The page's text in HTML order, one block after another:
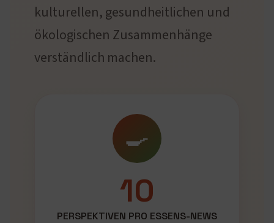
kulturellen, gesundheitlichen und
ökologischen Zusammenhänge
verständlich machen.
🍳
10
PERSPEKTIVEN PRO ESSENS-NEWS